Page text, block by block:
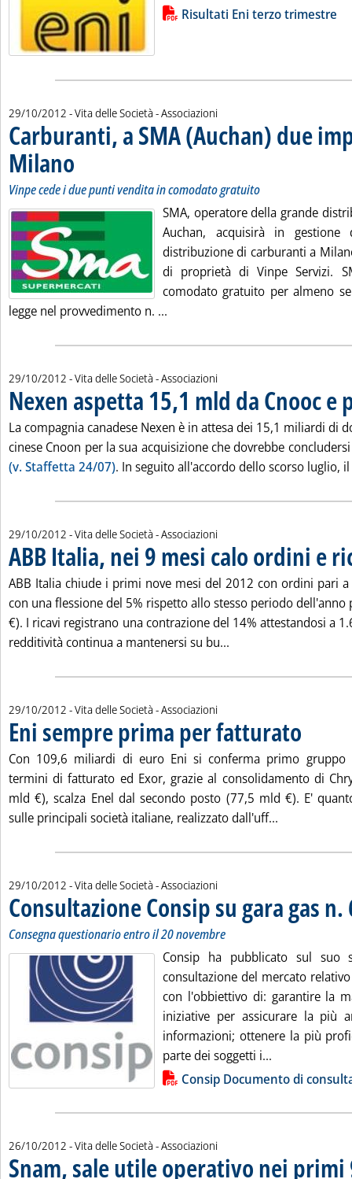
Lista allegati PDF alla notiziaRisultati Eni terzo trimestre
29/10/2012 - Vita delle Società - Associazioni
Carburanti, a SMA (Auchan) due
Milano
Vinpe cede i due punti vendita in comodato gratuito
SMA, operatore della grande
Auchan, acquisirà in
distribuzione di carburanti a
di proprietà di Vinpe Servizi.
comodato gratuito per almeno
legge nel provvedimento n. ...
29/10/2012 - Vita delle Società - Associazioni
Nexen aspetta 15,1 mld da Cnooc e
La compagnia canadese Nexen è in attesa dei 15,1 miliardi di
cinese Cnoon per la sua acquisizione che dovrebbe
(v. Staffetta 24/07). In seguito all'accordo dello scorso luglio, il
29/10/2012 - Vita delle Società - Associazioni
ABB Italia, nei 9 mesi calo ordini e
ABB Italia chiude i primi nove mesi del 2012 con ordini pari
con una flessione del 5% rispetto allo stesso periodo dell'anno
€). I ricavi registrano una contrazione del 14% attestandosi a
redditività continua a mantenersi su bu...
29/10/2012 - Vita delle Società - Associazioni
Eni sempre prima per fatturato
Con 109,6 miliardi di euro Eni si conferma primo gruppo
termini di fatturato ed Exor, grazie al consolidamento di
mld €), scalza Enel dal secondo posto (77,5 mld €). E'
sulle principali società italiane, realizzato dall'uff...
29/10/2012 - Vita delle Società - Associazioni
Consultazione Consip su gara gas n.
Consegna questionario entro il 20 novembre
Consip ha pubblicato sul suo
consultazione del mercato
con l'obbiettivo di: garantire la
iniziative per assicurare la più
informazioni; ottenere la più
parte dei soggetti i...
Lista allegati PDF alla notiziaConsip Documento di
26/10/2012 - Vita delle Società - Associazioni
Snam, sale utile operativo nei primi